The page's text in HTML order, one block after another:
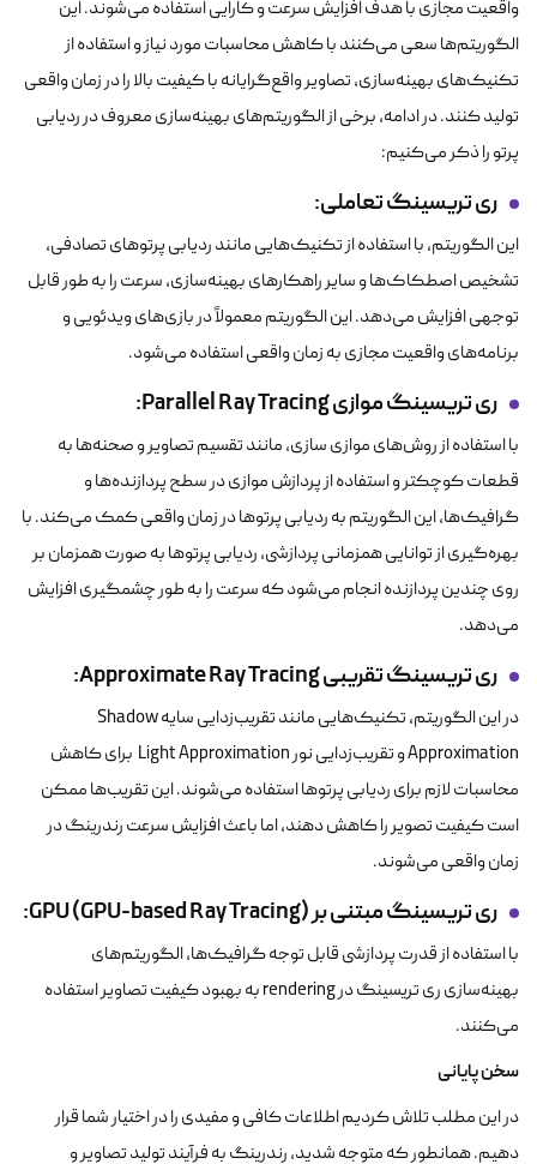
واقعیت مجازی با هدف افزایش سرعت و کارایی استفاده می‌شوند. این
الگوریتم‌ها سعی می‌کنند با کاهش محاسبات مورد نیاز و استفاده از
تکنیک‌های بهینه‌سازی، تصاویر واقع‌گرایانه با کیفیت بالا را در زمان واقعی
تولید کنند. در ادامه، برخی از الگوریتم‌های بهینه‌سازی معروف در ردیابی
پرتو را ذکر می‌کنیم:
ری تریسینگ تعاملی:
این الگوریتم، با استفاده از تکنیک‌هایی مانند ردیابی پرتوهای تصادفی،
تشخیص اصطکاک‌ها و سایر راهکارهای بهینه‌سازی، سرعت را به طور قابل
توجهی افزایش می‌دهد. این الگوریتم معمولاً در بازی‌های ویدئویی و
برنامه‌های واقعیت مجازی به زمان واقعی استفاده می‌شود.
ری تریسینگ موازیParallel Ray Tracing
:
با استفاده از روش‌های موازی سازی، مانند تقسیم تصاویر و صحنه‌ها به
قطعات کوچکتر و استفاده از پردازش موازی در سطح پردازنده‌ها و
گرافیک‌ها، این الگوریتم به ردیابی پرتوها در زمان واقعی کمک می‌کند. با
بهره‌گیری از توانایی همزمانی پردازشی، ردیابی پرتوها به صورت همزمان بر
روی چندین پردازنده انجام می‌شود که سرعت را به طور چشمگیری افزایش
می‌دهد.
ری تریسینگ تقریبیApproximate Ray Tracing
:
در این الگوریتم، تکنیک‌هایی مانند تقریب‌زدایی سایه Shadow
Approximation و تقریب‌زدایی نور Light Approximation برای کاهش
محاسبات لازم برای ردیابی پرتوها استفاده می‌شوند. این تقریب‌ها ممکن
است کیفیت تصویر را کاهش دهند، اما باعث افزایش سرعت رندرینگ در
زمان واقعی می‌شوند.
ری تریسینگ مبتنی برGPU (GPU-based Ray Tracing)
:
با استفاده از قدرت پردازشی قابل توجه گرافیک‌ها، الگوریتم‌های
بهینه‌سازی ری تریسینگ در rendering به بهبود کیفیت تصاویر استفاده
می‌کنند.
سخن پایانی
در این مطلب تلاش کردیم اطلاعات کافی و مفیدی را در اختیار شما قرار
دهیم. همانطور که متوجه شدید، رندرینگ به فرآیند تولید تصاویر و